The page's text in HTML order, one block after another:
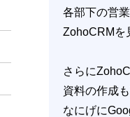
各部下の営
ZohoCRMを
さらに
資料の作成
なにげに